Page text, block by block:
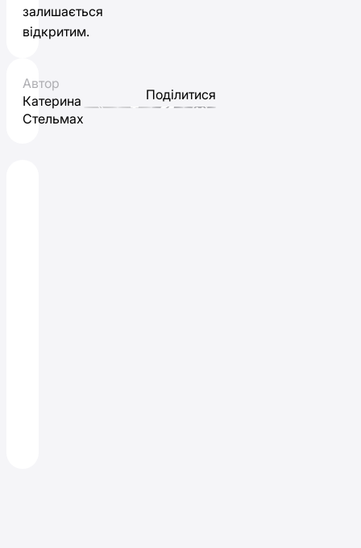
залишається
відкритим.
Автор
Катерина
Стельмах
Поділитися